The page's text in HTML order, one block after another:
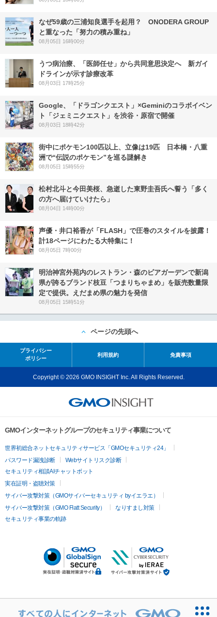
なぜ59歳の三浦知良選手を起用？ ONODERA GROUP
と重なった「努力の積み重ね」
08月05日 16時00分
うつ病治療、「医師任せ」から共同意思決定へ 新ガイ
ドラインが示す診療改革
08月03日 17時25分
Google、「ドラゴンクエスト」×Geminiのコラボイベン
ト「ジェミニクエスト」を渋谷・原宿で開催
08月03日 18時42分
街中にポケモン100匹以上、立像は19匹 日本橋・八重
洲で“伝説のポケモン”を巡る謎解き
08月05日 15時55分
松村北斗と今田美桜、急逝した東野圭吾氏へ誓う「多く
の方へ届けていけたら」
08月04日 14時00分
声優・井口裕香が「FLASH」で圧巻のスタイルを披露！
計18ページにわたる大特集に！
08月05日 7時00分
明治神宮外苑内のレストラン・森のビアガーデンで新潟
県が誇るブランド枝豆「つまりちゃまめ」を販売数量限
定で提供。えだまめ県の魅力を発信
08月05日 15時51分
ページの先頭へ
プライバシー
ポリシー
利用規約 免責事項
Copyright © 2026 GMO INSIGHT Inc. All Rights Reserved.
GMOインターネットグループのセキュリティ事業について
世界初総合ネットセキュリティサービス「GMOセキュリティ24」
パスワード漏洩診断
Webサイトリスク診断
セキュリティ相談AIチャットボット
実在証明・盗聴対策
サイバー攻撃対策（GMOサイバーセキュリティ byイエラエ）
サイバー攻撃対策（GMO Flatt Security）
なりすまし対策
セキュリティ事業の軌跡